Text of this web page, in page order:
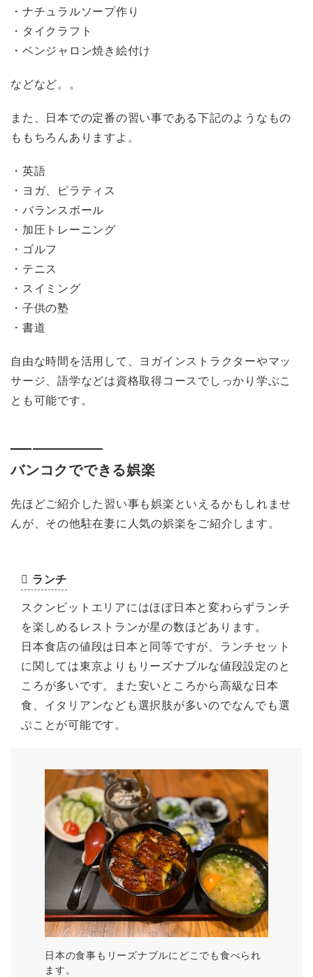
・ナチュラルソープ作り
・タイクラフト
・ベンジャロン焼き絵付け
などなど。。
また、日本での定番の習い事である下記のようなもの
ももちろんありますよ。
・英語
・ヨガ、ピラティス
・バランスボール
・加圧トレーニング
・ゴルフ
・テニス
・スイミング
・子供の塾
・書道
自由な時間を活用して、ヨガインストラクターやマッ
サージ、語学などは資格取得コースでしっかり学ぶこ
とも可能です。
バンコクでできる娯楽
先ほどご紹介した習い事も娯楽といえるかもしれませ
んが、その他駐在妻に人気の娯楽をご紹介します。
ランチ
スクンビットエリアにはほぼ日本と変わらずランチ
を楽しめるレストランが星の数ほどあります。
日本食店の値段は日本と同等ですが、ランチセット
に関しては東京よりもリーズナブルな値段設定のと
ころが多いです。また安いところから高級な日本
食、イタリアンなども選択肢が多いのでなんでも選
ぶことが可能です。
日本の食事もリーズナブルにどこでも食べられ
ます。